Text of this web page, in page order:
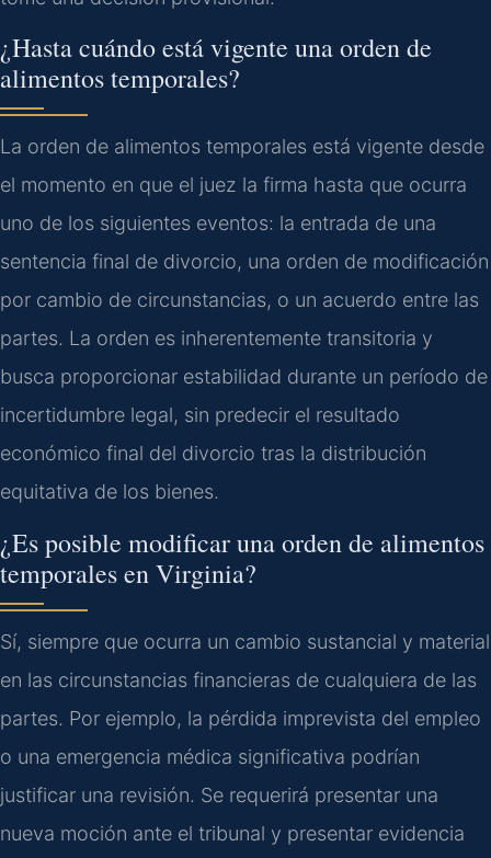
¿Hasta cuándo está vigente una orden de
alimentos temporales?
La orden de alimentos temporales está vigente desde
el momento en que el juez la firma hasta que ocurra
uno de los siguientes eventos: la entrada de una
sentencia final de divorcio, una orden de modificación
por cambio de circunstancias, o un acuerdo entre las
partes. La orden es inherentemente transitoria y
busca proporcionar estabilidad durante un período de
incertidumbre legal, sin predecir el resultado
económico final del divorcio tras la distribución
equitativa de los bienes.
¿Es posible modificar una orden de alimentos
temporales en Virginia?
Sí, siempre que ocurra un cambio sustancial y material
en las circunstancias financieras de cualquiera de las
partes. Por ejemplo, la pérdida imprevista del empleo
o una emergencia médica significativa podrían
justificar una revisión. Se requerirá presentar una
nueva moción ante el tribunal y presentar evidencia